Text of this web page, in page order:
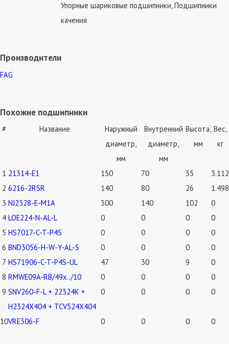
Упорные шариковые подшипники, Подшипники
качения
Производители
FAG
Похожие подшипники
# Название
Наружный
диаметр,
мм
Внутренний
диаметр,
мм
Высота,
мм
Вес,
кг
1 21314-E1 150 70 35
3.112
2 6216-2RSR 140 80 26
1.498
3 NJ2328-E-M1A 300 140 102
0
4 LOE224-N-AL-L 0 0 0
0
5 HS7017-C-T-P4S 0 0 0
0
6 BND3056-H-W-Y-AL-S 0 0 0
0
7 HS71906-C-T-P4S-UL 47 30 9
0
8 RMWE09A-RB/49x../10 0 0 0
0
9 SNV260-F-L + 22324K +
H2324X404 + TCV524X404
0 0 0 0
10VRE306-F 0 0 0 0